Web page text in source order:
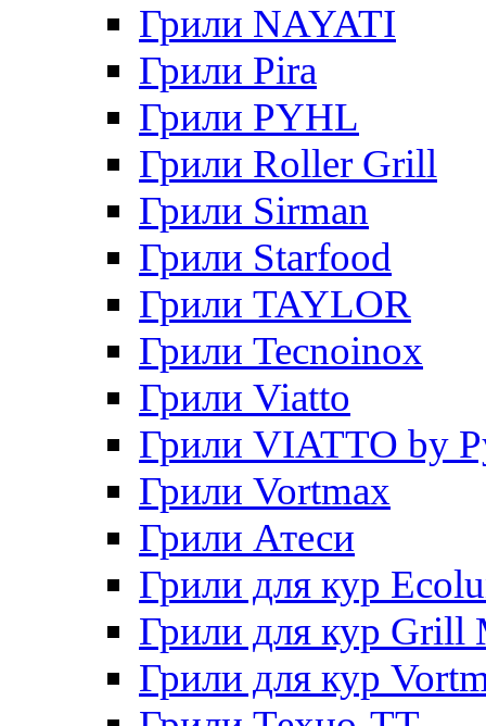
Грили NAYATI
Грили Pira
Грили PYHL
Грили Roller Grill
Грили Sirman
Грили Starfood
Грили TAYLOR
Грили Tecnoinox
Грили Viatto
Грили VIATTO by
Грили Vortmax
Грили Атеси
Грили для кур
Грили для кур Grill
Грили для кур